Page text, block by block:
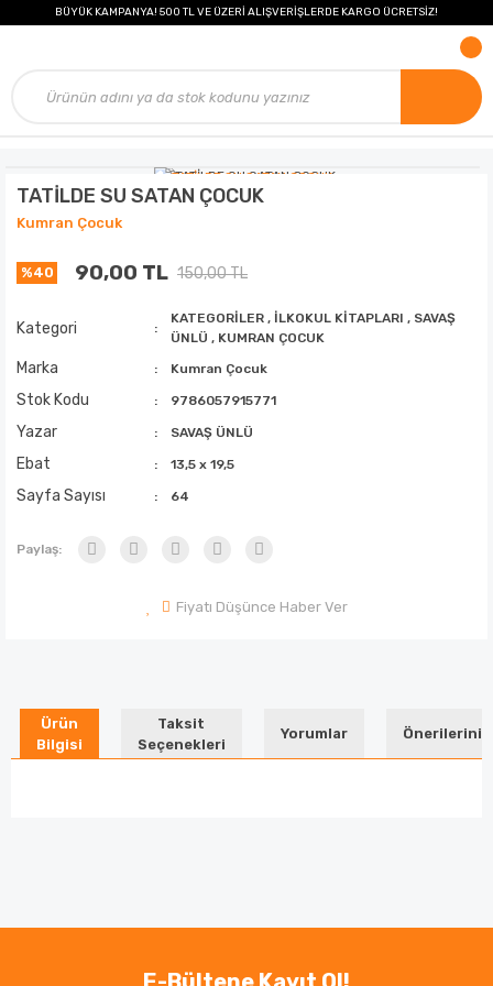
BÜYÜK KAMPANYA! 500 TL VE ÜZERİ ALIŞVERİŞLERDE KARGO ÜCRETSİZ!
TATİLDE SU SATAN ÇOCUK
Kumran Çocuk
%40 90,00 TL 150,00 TL
Kategori
KATEGORİLER , İLKOKUL KİTAPLARI , SAVAŞ
ÜNLÜ , KUMRAN ÇOCUK
Marka Kumran Çocuk
Stok Kodu 9786057915771
Yazar SAVAŞ ÜNLÜ
Ebat 13,5 x 19,5
Sayfa Sayısı 64
Paylaş:
Fiyatı Düşünce Haber Ver
Ürün
Bilgisi
Taksit
Seçenekleri
Yorumlar Önerileriniz
Ürün resmi kalitesiz, bozuk veya görüntülenemiyor.